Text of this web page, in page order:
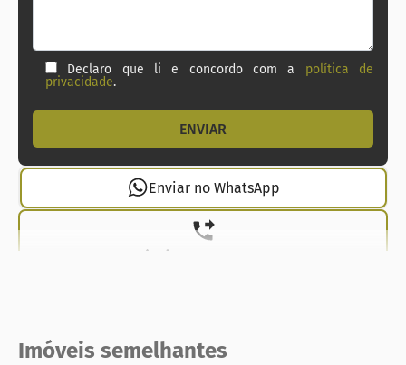
Declaro que li e concordo com a política de
privacidade.
Enviar no WhatsApp
(21) 99737-1912
Imóveis semelhantes